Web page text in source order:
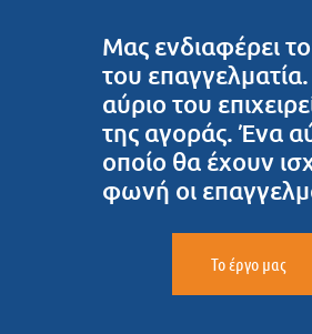
Μας ενδιαφέρει
του
αύριο του
της αγοράς. Ένα
οποίο θα έχουν
φωνή οι
Το έργο μας